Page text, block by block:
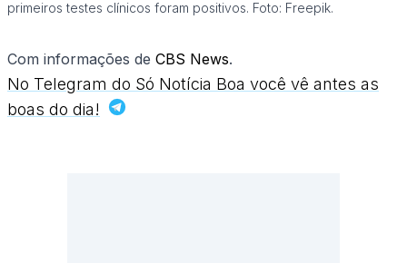
primeiros testes clínicos foram positivos. Foto: Freepik.
Com informações de CBS News.
No Telegram do Só Notícia Boa você vê antes as
boas do dia!